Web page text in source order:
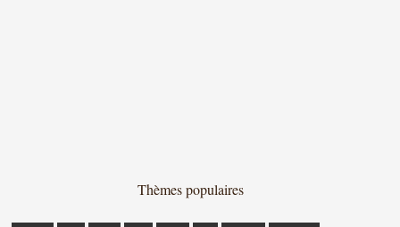
Thèmes populaires